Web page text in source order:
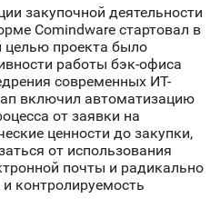
закупочной деятельности
Comindware стартовал в
целью проекта было
работы бэк-офиса
современных ИТ-
включил автоматизацию
от заявки на
ценности до закупки,
от использования
почты и радикально
контролируемость